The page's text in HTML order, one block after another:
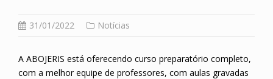
31/01/2022 Notícias
A ABOJERIS está oferecendo curso preparatório completo,
com a melhor equipe de professores, com aulas gravadas